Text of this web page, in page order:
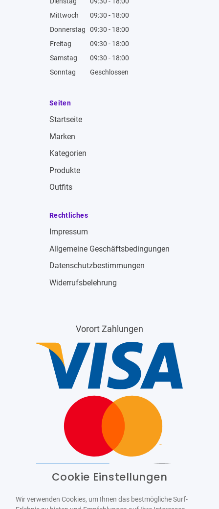
Mittwoch
09:30 - 18:00
Donnerstag
09:30 - 18:00
Freitag
09:30 - 18:00
Samstag
09:30 - 18:00
Sonntag
Geschlossen
Seiten
Startseite
Marken
Kategorien
Produkte
Outfits
Rechtliches
Impressum
Allgemeine Geschäftsbedingungen
Datenschutzbestimmungen
Widerrufsbelehrung
Vorort Zahlungen
WCAG-2.1-AA
Cookie Einstellungen
Wir verwenden Cookies, um Ihnen das bestmögliche Surf-